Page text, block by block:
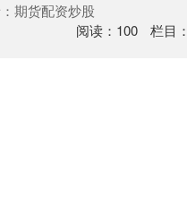
期货配资炒股
阅读： 100 栏目：